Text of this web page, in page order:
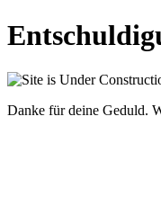
Danke für deine Geduld.